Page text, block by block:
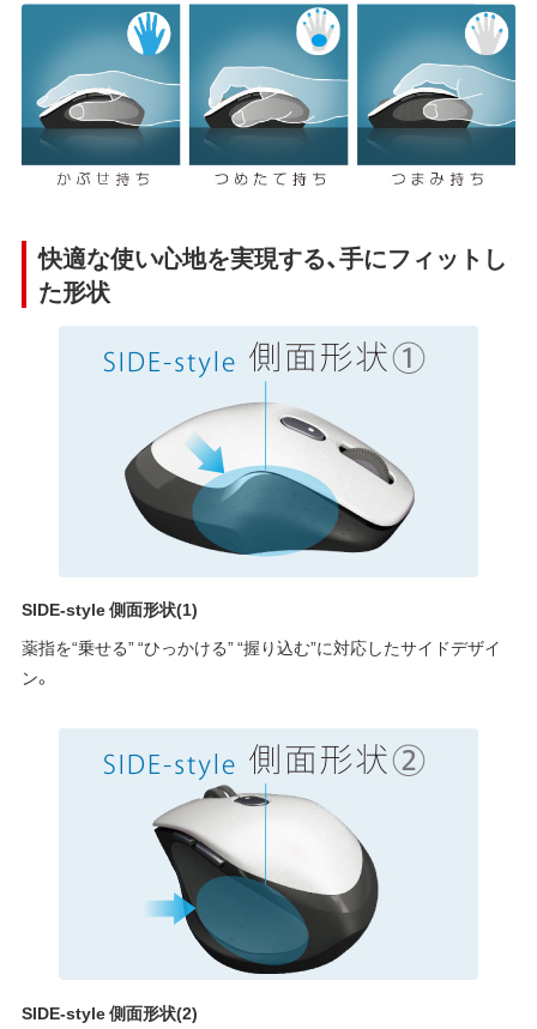
快適な使い心地を実現する、手にフィットし
た形状
SIDE-style 側面形状(1)
薬指を“乗せる” “ひっかける” “握り込む”に対応したサイドデザイ
ン。
SIDE-style 側面形状(2)